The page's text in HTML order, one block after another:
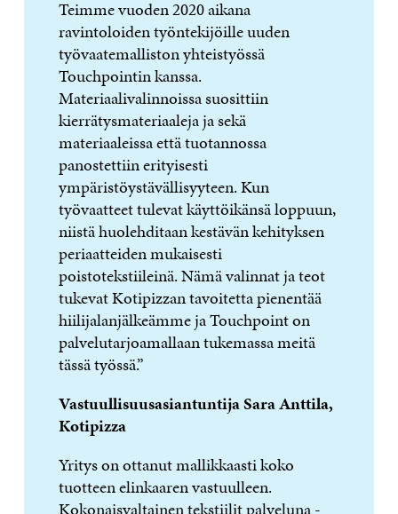
Teimme vuoden 2020 aikana
ravintoloiden työntekijöille uuden
työvaatemalliston yhteistyössä
Touchpointin kanssa.
Materiaalivalinnoissa suosittiin
kierrätysmateriaaleja ja sekä
materiaaleissa että tuotannossa
panostettiin erityisesti
ympäristöystävällisyyteen. Kun
työvaatteet tulevat käyttöikänsä loppuun,
niistä huolehditaan kestävän kehityksen
periaatteiden mukaisesti
poistotekstiileinä. Nämä valinnat ja teot
tukevat Kotipizzan tavoitetta pienentää
hiilijalanjälkeämme ja Touchpoint on
palvelutarjoamallaan tukemassa meitä
tässä työssä.”
Vastuullisuusasiantuntija Sara Anttila,
Kotipizza
Yritys on ottanut mallikkaasti koko
tuotteen elinkaaren vastuulleen.
Kokonaisvaltainen tekstiilit palveluna -